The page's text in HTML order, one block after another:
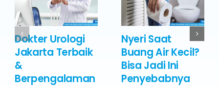
Dokter Urologi
Jakarta Terbaik
&
Berpengalaman
Nyeri Saat
Buang Air Kecil?
Bisa Jadi Ini
Penyebabnya